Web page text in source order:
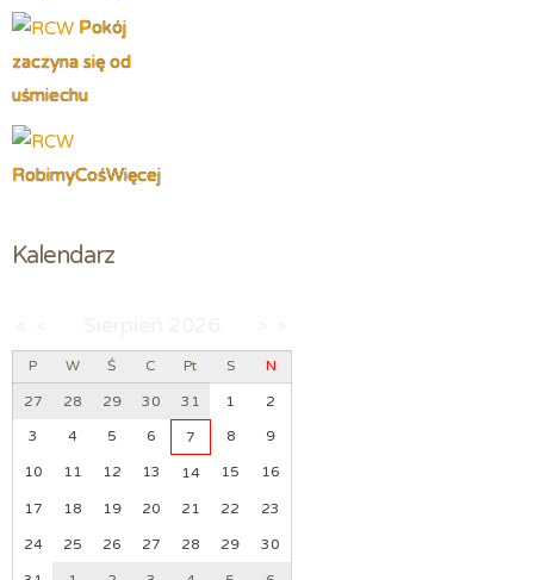
Pokój
zaczyna się od
uśmiechu
RobimyCośWięcej
Kalendarz
P W Ś C Pt S N
27 28 29 30 31 1 2
3 4 5 6 7 8 9
10 11 12 13 14 15 16
17 18 19 20 21 22 23
24 25 26 27 28 29 30